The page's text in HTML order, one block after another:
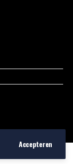
Accepteren